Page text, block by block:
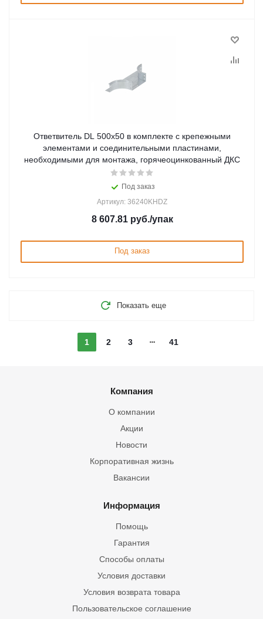
Ответвитель DL 500х50 в комплекте с крепежными
элементами и соединительными пластинами,
необходимыми для монтажа, горячеоцинкованный ДКС
Под заказ
Артикул: 36240KHDZ
8 607.81руб./упак
Под заказ
Показать еще
1 2 3 41
Компания
О компании
Акции
Новости
Корпоративная жизнь
Вакансии
Информация
Помощь
Гарантия
Способы оплаты
Условия доставки
Условия возврата товара
Пользовательское соглашение